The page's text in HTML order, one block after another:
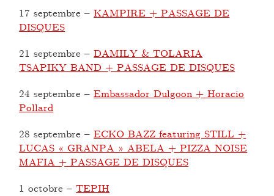
17 septembre –KAMPIRE + PASSAGE DE
DISQUES
21 septembre –DAMILY & TOLARIA
TSAPIKY BAND + PASSAGE DE DISQUES
24 septembre –Embassador Dulgoon + Horacio
Pollard
28 septembre –ECKO BAZZ featuring STILL +
LUCAS « GRANPA » ABELA + PIZZA NOISE
MAFIA + PASSAGE DE DISQUES
1 octobre –TEPIH